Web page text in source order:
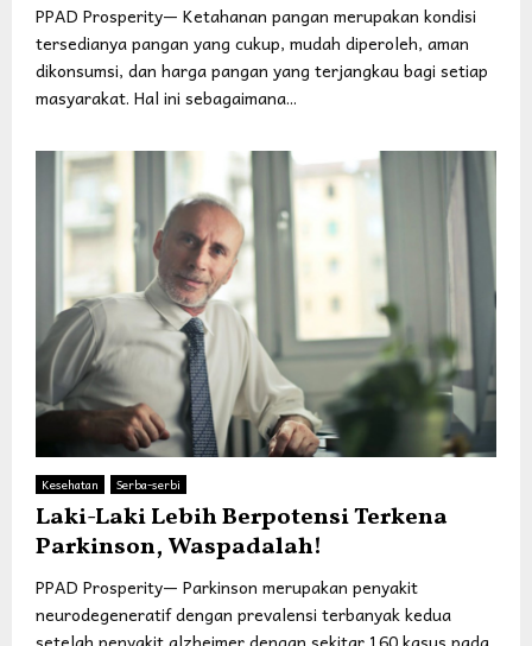
PPAD Prosperity— Ketahanan pangan merupakan kondisi
tersedianya pangan yang cukup, mudah diperoleh, aman
dikonsumsi, dan harga pangan yang terjangkau bagi setiap
masyarakat. Hal ini sebagaimana...
Kesehatan Serba-serbi
Laki-Laki Lebih Berpotensi Terkena
Parkinson, Waspadalah!
PPAD Prosperity— Parkinson merupakan penyakit
neurodegeneratif dengan prevalensi terbanyak kedua